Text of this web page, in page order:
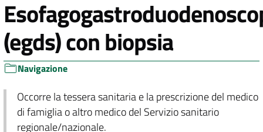
(egds) con biopsia
Navigazione
Occorre la tessera sanitaria e la prescrizione del medico
di famiglia o altro medico del Servizio sanitario
regionale/nazionale.